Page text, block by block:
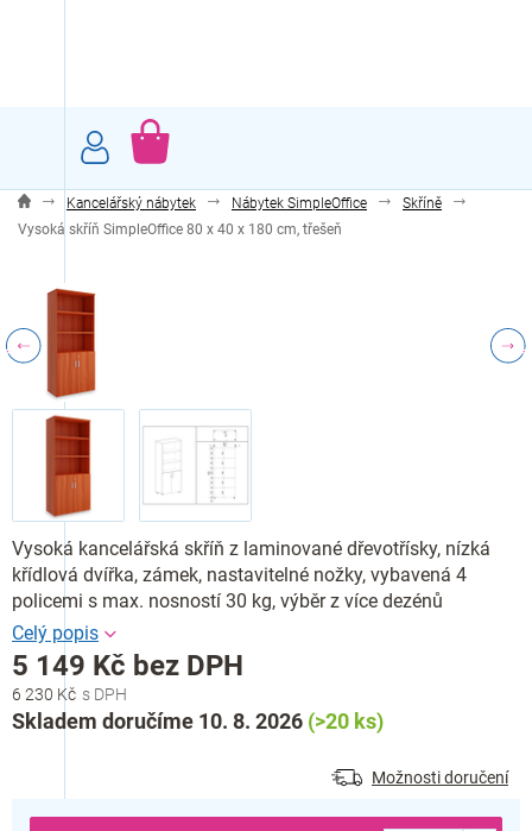
NÁKUPNÍ
Kancelářský nábytek Nábytek SimpleOffice
Skříně
Vysoká skříň SimpleOffice 80 x 40 x 180 cm, třešeň
6 230 Kč
5 149 Kč bez DPH
Měrná
cena:
Skladem doručíme 10. 8. 2026 (>20 ks)
Možnosti doručení
Vysoká kancelářská skříň z laminované dřevotřísky, nízká
křídlová dvířka, zámek, nastavitelné nožky, vybavená 4
policemi s max. nosností 30 kg, výběr z více dezénů